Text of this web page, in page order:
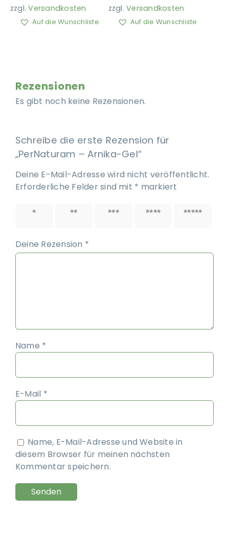
zzgl.Versandkosten
Auf die Wunschliste
zzgl.Versandkosten
Auf die Wunschliste
Rezensionen
Es gibt noch keine Rezensionen.
Schreibe die erste Rezension für
„PerNaturam – Arnika-Gel“
Deine E-Mail-Adresse wird nicht veröffentlicht.
Erforderliche Felder sind mit * markiert
1 von 2 von 3 von 4 von 5 von
Deine Rezension *
Name *
E-Mail *
Name, E-Mail-Adresse und Website in
diesem Browser für meinen nächsten
Kommentar speichern.